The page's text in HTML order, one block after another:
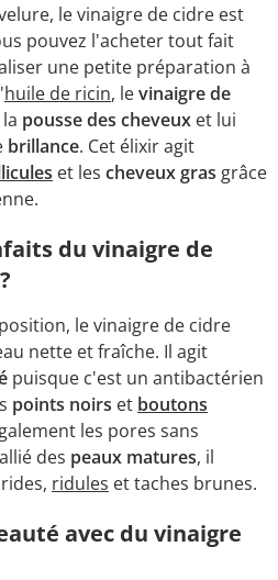
le vinaigre de cidre est
pouvez l'acheter tout fait
une petite préparation à
huile de ricin, levinaigre de
pousse des cheveux et lui
brillance. Cet élixir agit
et les cheveux gras grâce
du vinaigre de
le vinaigre de cidre
nette et fraîche. Il agit
puisque c'est un antibactérien
points noirs et boutons
les pores sans
des peaux matures, il
ridules et taches brunes.
avec du vinaigre